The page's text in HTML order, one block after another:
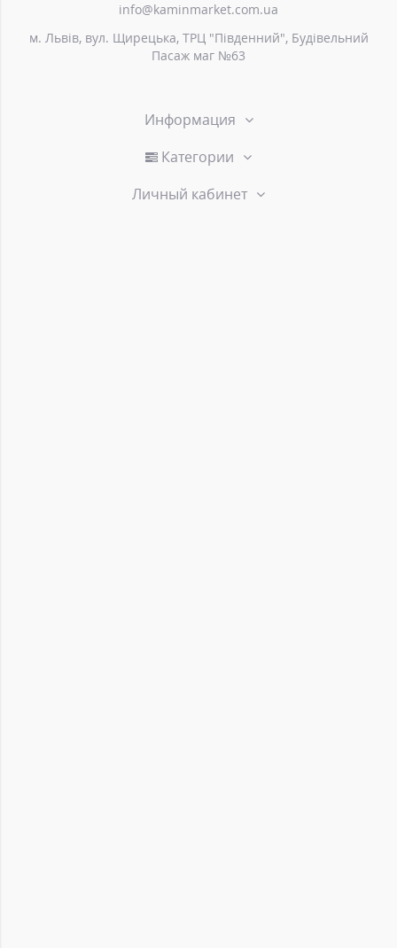
info@kaminmarket.com.ua
м. Львів, вул. Щирецька, ТРЦ "Південний", Будівельний
Пасаж маг №63
Информация
Категории
Личный кабинет